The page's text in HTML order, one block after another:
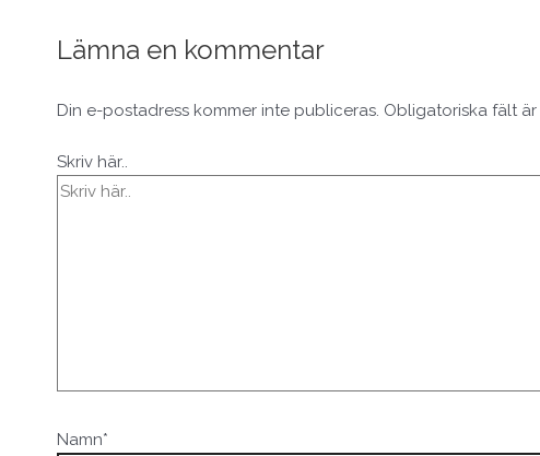
Lämna en kommentar
Din e-postadress kommer inte publiceras. Obligatoriska fält
Skriv här..
Namn*